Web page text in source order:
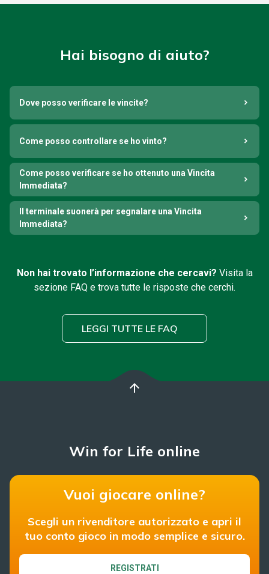
Hai bisogno di aiuto?
Dove posso verificare le vincite?
Come posso controllare se ho vinto?
Come posso verificare se ho ottenuto una Vincita
Immediata?
Il terminale suonerà per segnalare una Vincita
Immediata?
Non hai trovato l’informazione che cercavi? Visita la
sezione FAQ e trova tutte le risposte che cerchi.
LEGGI TUTTE LE FAQ
arrow_upward
Win for Life online
Vuoi giocare online?
Scegli un rivenditore autorizzato e apri il
tuo conto gioco in modo semplice e sicuro.
REGISTRATI